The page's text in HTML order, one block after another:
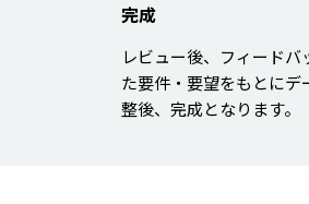
完成
レビュー後、フィードバ
た要件・要望をもとにデ
整後、完成となります。